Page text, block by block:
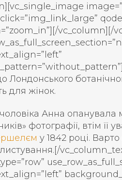
vc_column][/
Лондонського
для жінок.
Анна опанувала
фотографії, втім її
у 1842 році.